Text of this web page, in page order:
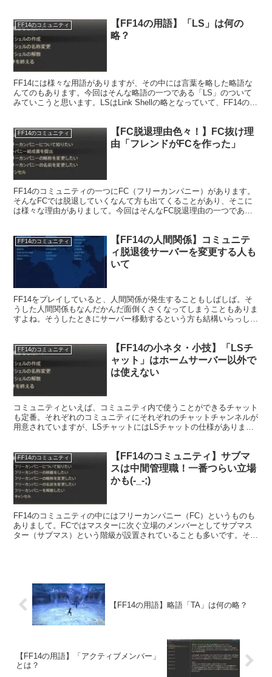
FF14のコミュニティ
【FF14の用語】「LS」は何の
略？
FF14には様々な用語がありますが、その中には言葉を略した略語な
んてのもあります。今回はそんな略語の一つである「LS」のついて
みていこうと思います。LSはLink Shellの略となっていて、FF14のゲ
FF14のコミュニティ
【FC脱退理由色々！】FC抜け理
由「フレンドがFCを作った」
FF14のコミュニティの一つにFC（フリーカンパニー）があります。
そんなFCでは脱退していくなんて方も出てくることがあり、そこに
は様々な理由がありまして。今回はそんなFC脱退理由の一つである
FF14のコミュニティ
【FF14の人間関係】コミュニテ
ィ脱退後サーバーを変更する人も
いて
FF14をプレイしていると、人間関係が発生することもしばしば。そ
うした人間関係もなんだかんだ面倒くさくなってしまうこともありま
すよね。そうしたときにサーバー移動するという方も結構いらっしゃ
FF14のコミュニティ
【FF14の小ネタ・小技】「LSチ
ャット」はホームサーバー以外で
は使えない
コミュニティといえば、コミュニティ内で使うことができるチャット
も定番。それぞれのコミュニティにそれぞれのチャットチャンネルが
用意されていますが、LSチャットにはLSチャットの仕様がありまし
FF14のコミュニティ
【FF14のコミュニティ】サブマ
スは中間管理職！一番つらい立場
かも(-_-;)
FF14のコミュニティの中にはフリーカンパニー（FC）というものも
ありまして。FCではマスターに次ぐ立場のメンバーとしてサブマス
ター（サブマス）という階級が設置されていることも多いです。そし
【FF14の用語】略語「TA」は何の略？
【FF14の用語】「アクティブメンバー」
とは？